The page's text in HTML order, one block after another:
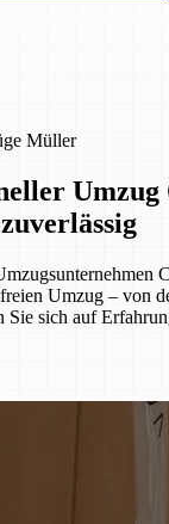
Müller
Umzug
Umzug – von
Sie sich auf